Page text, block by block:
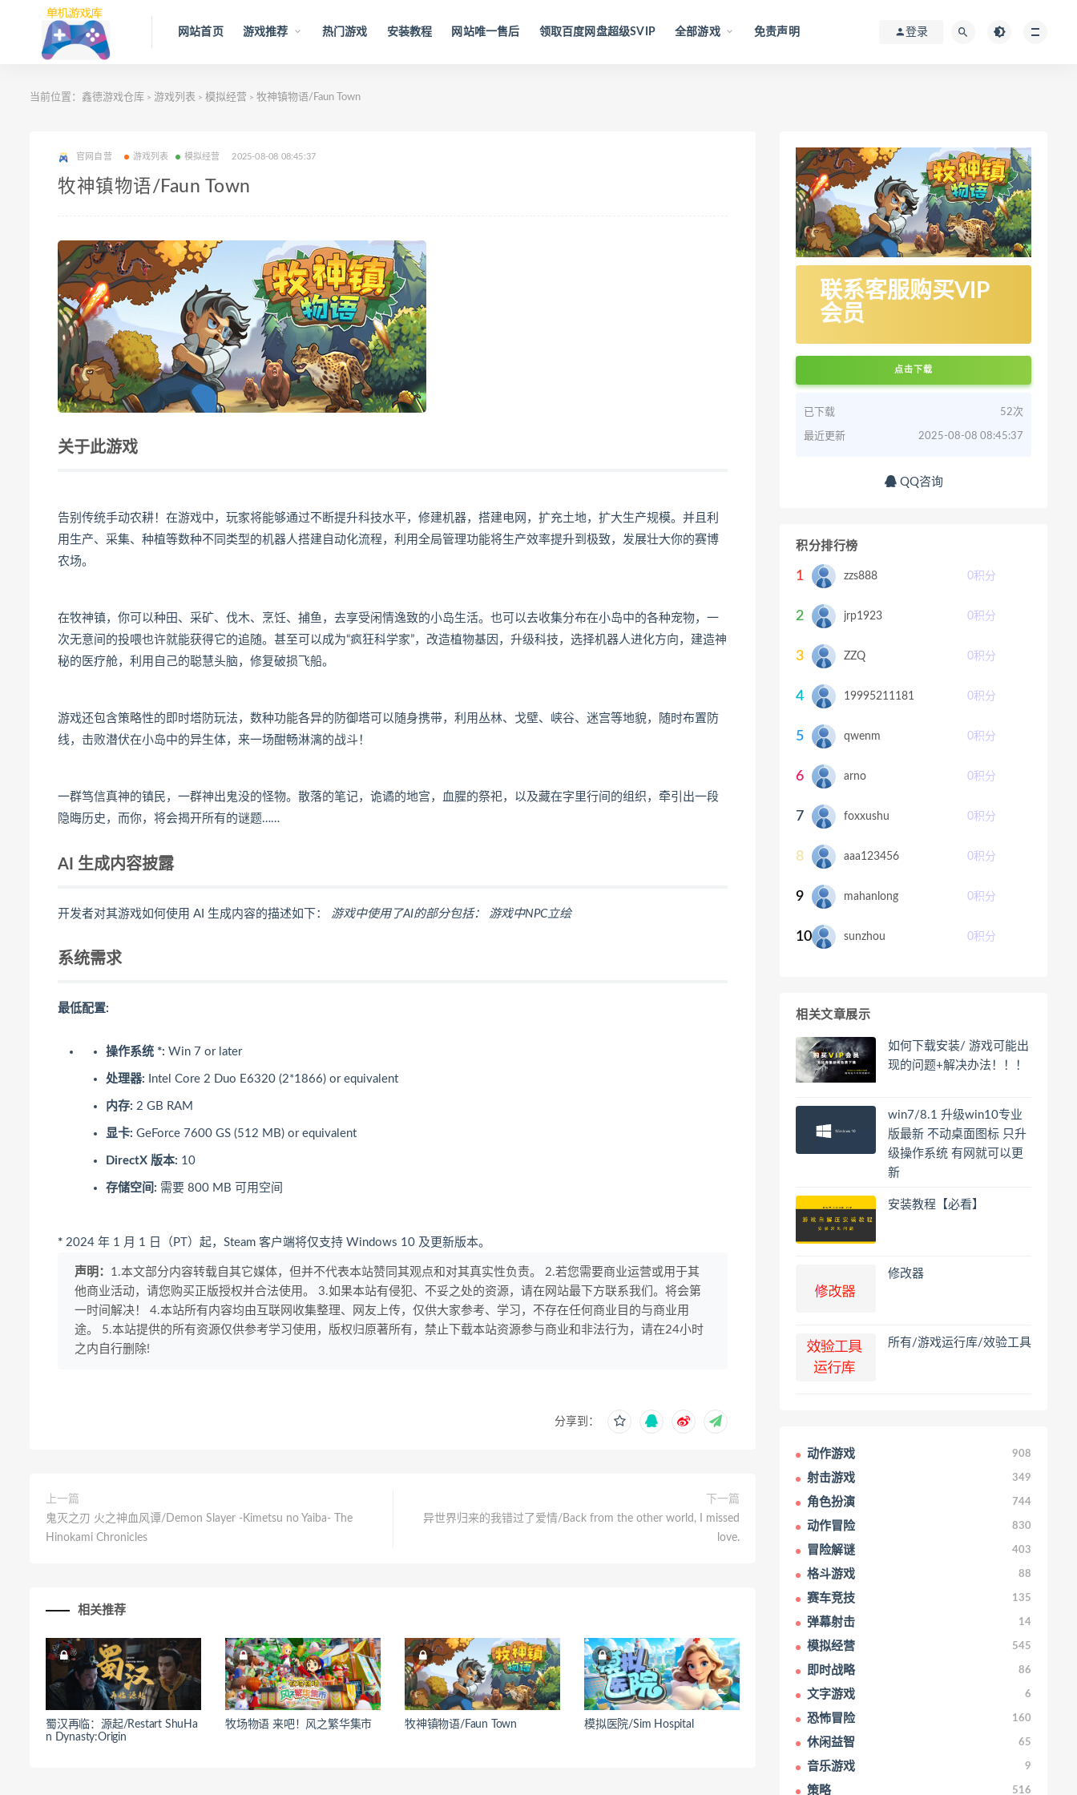
网站首页 游戏推荐 热门游戏 安装教程 网站唯一售后 领取百度网盘超级SVIP 全部游戏 免责声明 登录
当前位置： 鑫德游戏仓库 > 游戏列表 > 模拟经营 > 牧神镇物语/Faun Town
官网自营 游戏列表 模拟经营 2025-08-08 08:45:37
牧神镇物语/Faun Town
关于此游戏
告别传统手动农耕！在游戏中，玩家将能够通过不断提升科技水平，修建机器，搭建电网，扩充土地，扩大生产规模。并且利
用生产、采集、种植等数种不同类型的机器人搭建自动化流程，利用全局管理功能将生产效率提升到极致，发展壮大你的赛博
农场。
在牧神镇，你可以种田、采矿、伐木、烹饪、捕鱼，去享受闲情逸致的小岛生活。也可以去收集分布在小岛中的各种宠物，一
次无意间的投喂也许就能获得它的追随。甚至可以成为“疯狂科学家”，改造植物基因，升级科技，选择机器人进化方向，建造神
秘的医疗舱，利用自己的聪慧头脑，修复破损飞船。
游戏还包含策略性的即时塔防玩法，数种功能各异的防御塔可以随身携带，利用丛林、戈壁、峡谷、迷宫等地貌，随时布置防
线，击败潜伏在小岛中的异生体，来一场酣畅淋漓的战斗！
一群笃信真神的镇民，一群神出鬼没的怪物。散落的笔记，诡谲的地宫，血腥的祭祀，以及藏在字里行间的组织，牵引出一段
隐晦历史，而你，将会揭开所有的谜题……
AI 生成内容披露
开发者对其游戏如何使用 AI 生成内容的描述如下： 游戏中使用了AI的部分包括： 游戏中NPC立绘
系统需求
最低配置:
操作系统 *: Win 7 or later
处理器: Intel Core 2 Duo E6320 (2*1866) or equivalent
内存: 2 GB RAM
显卡: GeForce 7600 GS (512 MB) or equivalent
DirectX 版本: 10
存储空间: 需要 800 MB 可用空间
* 2024 年 1 月 1 日（PT）起，Steam 客户端将仅支持 Windows 10 及更新版本。
声明： 1.本文部分内容转载自其它媒体，但并不代表本站赞同其观点和对其真实性负责。 2.若您需要商业运营或用于其
他商业活动，请您购买正版授权并合法使用。 3.如果本站有侵犯、不妥之处的资源，请在网站最下方联系我们。将会第
一时间解决！ 4.本站所有内容均由互联网收集整理、网友上传，仅供大家参考、学习，不存在任何商业目的与商业用
途。 5.本站提供的所有资源仅供参考学习使用，版权归原著所有，禁止下载本站资源参与商业和非法行为，请在24小时
之内自行删除!
分享到：
上一篇
鬼灭之刃 火之神血风谭/Demon Slayer -Kimetsu no Yaiba- The
Hinokami Chronicles
下一篇
异世界归来的我错过了爱情/Back from the other world, I missed
love.
相关推荐
蜀汉再临：源起/Restart ShuHa
n Dynasty:Origin
牧场物语 来吧！风之繁华集市 牧神镇物语/Faun Town 模拟医院/Sim Hospital
联系客服购买VIP
会员
点击下载
已下载 52次
最近更新 2025-08-08 08:45:37
QQ咨询
积分排行榜
1 zzs888 0积分
2 jrp1923 0积分
3 ZZQ 0积分
4 19995211181 0积分
5 qwenm 0积分
6 arno 0积分
7 foxxushu 0积分
8 aaa123456 0积分
9 mahanlong 0积分
10 sunzhou 0积分
相关文章展示
如何下载安装/ 游戏可能出
现的问题+解决办法！！！
win7/8.1 升级win10专业
版最新 不动桌面图标 只升
级操作系统 有网就可以更
新
安装教程【必看】
修改器
所有/游戏运行库/效验工具
动作游戏 908
射击游戏 349
角色扮演 744
动作冒险 830
冒险解谜 403
格斗游戏 88
赛车竞技 135
弹幕射击 14
模拟经营 545
即时战略 86
文字游戏 6
恐怖冒险 160
休闲益智 65
音乐游戏 9
策略 516